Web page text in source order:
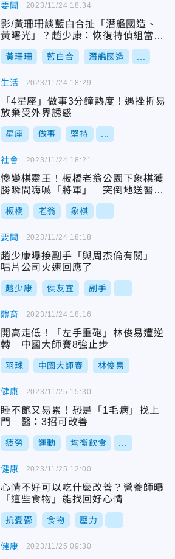
要聞
影/黃珊珊談藍白合扯「潛艦國造、
黃曙光」？趙少康：恢復特偵組當然
要查！
黃珊珊 藍白合 潛艦國造
2023/11/24 18:34
生活
「4星座」做事3分鐘熱度！遇挫折易
放棄受外界誘惑
星座 做事 堅持
2023/11/24 18:29
社會
慘變棋靈王！板橋老翁公園下象棋獲
勝瞬間嗨喊「將軍」 突倒地送醫不
治
板橋 老翁 象棋
2023/11/24 18:21
要聞
趙少康曝接副手「與周杰倫有關」
唱片公司火速回應了
趙少康 侯友宜 副手
2023/11/24 18:18
體育
開高走低！「左手重砲」林俊易遭逆
轉 中國大師賽8強止步
羽球 中國大師賽 林俊易
2023/11/24 18:16
健康
睡不飽又易累！恐是「1毛病」找上
門 醫：3招可改善
疲勞 運動 均衡飲食
2023/11/25 15:30
健康
心情不好可以吃什麼改善？營養師曝
「這些食物」能找回好心情
抗憂鬱 食物 壓力
2023/11/25 12:00
健康 2023/11/25 09:30